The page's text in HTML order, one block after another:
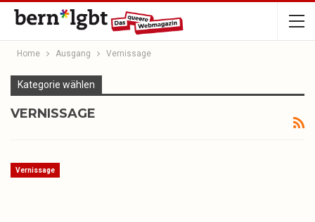
Home Ausgang Vernissage
Kategorie wählen
VERNISSAGE
Vernissage